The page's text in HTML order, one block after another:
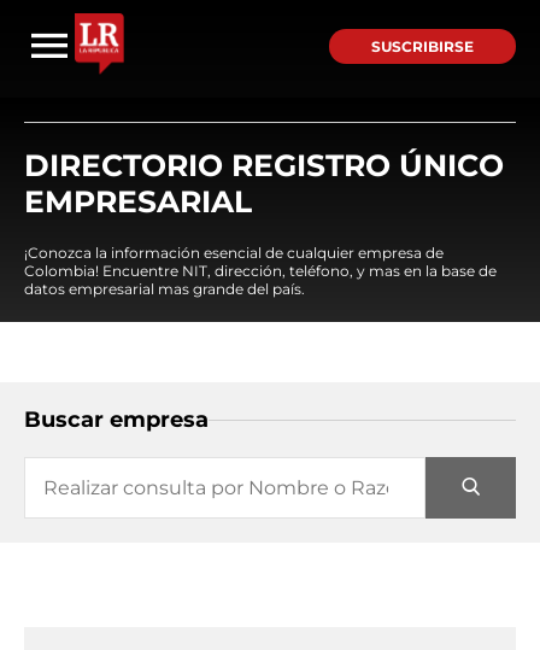
SUSCRIBIRSE
DIRECTORIO REGISTRO ÚNICO
EMPRESARIAL
¡Conozca la información esencial de cualquier empresa de
Colombia! Encuentre NIT, dirección, teléfono, y mas en la base de
datos empresarial mas grande del país.
Buscar empresa